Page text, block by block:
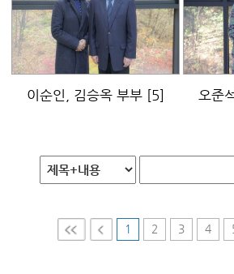
이순인, 김승옥 부부 [5] 오준
1 2 3 4